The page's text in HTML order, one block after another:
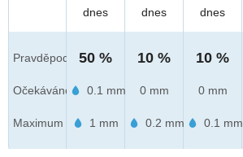
Pravděpod.
Očekáváno
Maximum
dnes
50 %
0.1 mm
1 mm
dnes
10 %
0 mm
0.2 mm
dnes
10 %
0 mm
0.1 mm